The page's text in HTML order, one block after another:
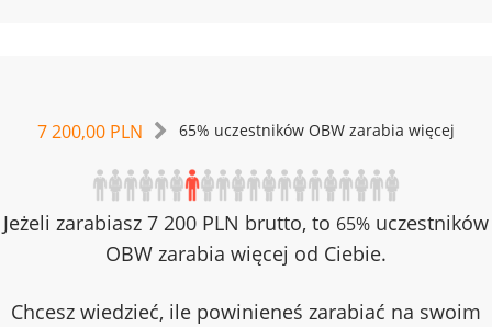
7 200,00 PLN 65% uczestników OBW zarabia więcej
Jeżeli zarabiasz 7 200 PLN brutto, to 65% uczestników
OBW zarabia więcej od Ciebie.
Chcesz wiedzieć, ile powinieneś zarabiać na swoim